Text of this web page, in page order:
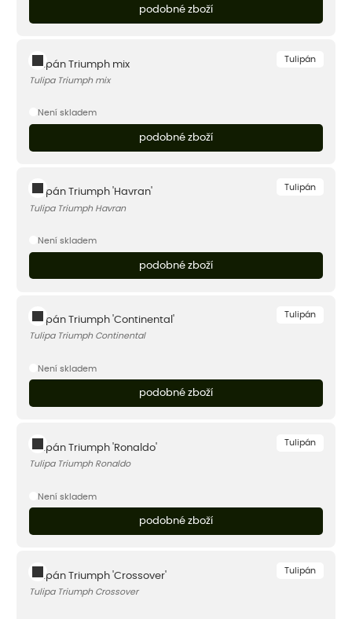
podobné zboží
Tulipán
Tulipán Triumph mix
Tulipa Triumph mix
Není skladem
podobné zboží
Tulipán
Tulipán Triumph 'Havran'
Tulipa Triumph Havran
Není skladem
podobné zboží
Tulipán
Tulipán Triumph 'Continental'
Tulipa Triumph Continental
Není skladem
podobné zboží
Tulipán
Tulipán Triumph 'Ronaldo'
Tulipa Triumph Ronaldo
Není skladem
podobné zboží
Tulipán
Tulipán Triumph 'Crossover'
Tulipa Triumph Crossover